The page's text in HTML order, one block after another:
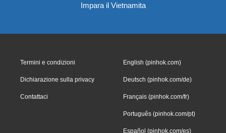
Impara il Vietnamita
Termini e condizioni
Dichiarazione sulla privacy
Contattaci
English (pinhok.com)
Deutsch (pinhok.com/de)
Français (pinhok.com/fr)
Português (pinhok.com/pt)
Español (pinhok.com/es)